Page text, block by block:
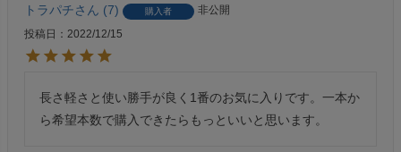
トラパチ 7 購入者
非公開
投稿日
2022/12/15
長さ軽さと使い勝手が良く1番のお気に入りです。一本か
ら希望本数で購入できたらもっといいと思います。